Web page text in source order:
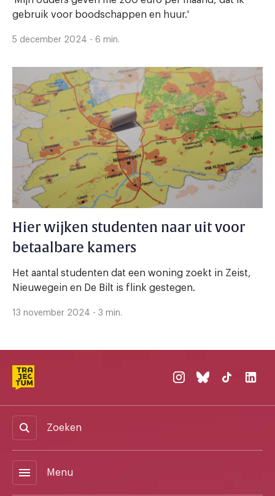
gebruik voor boodschappen en huur.'
5 december 2024 - 6 min.
Hier wijken studenten naar uit voor
betaalbare kamers
Het aantal studenten dat een woning zoekt in Zeist,
Nieuwegein en De Bilt is flink gestegen.
13 november 2024 - 3 min.
Zoeken
menu Menu